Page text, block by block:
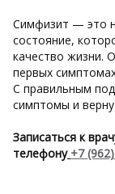
Симфизит — это
состояние,
качество жизни.
первых
С правильным
симптомы и
Записаться к
телефону +7